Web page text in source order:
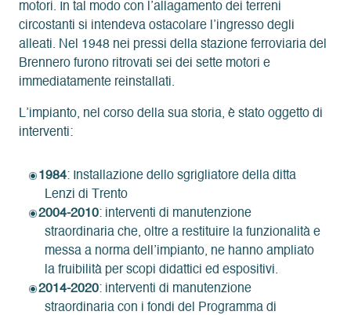
motori. In tal modo con l’allagamento dei terreni
circostanti si intendeva ostacolare l’ingresso degli
alleati. Nel 1948 nei pressi della stazione ferroviaria del
Brennero furono ritrovati sei dei sette motori e
immediatamente reinstallati.
L’impianto, nel corso della sua storia, è stato oggetto di
interventi:
1984: Installazione dello sgrigliatore della ditta
Lenzi di Trento
2004-2010: interventi di manutenzione
straordinaria che, oltre a restituire la funzionalità e
messa a norma dell’impianto, ne hanno ampliato
la fruibilità per scopi didattici ed espositivi.
2014-2020: interventi di manutenzione
straordinaria con i fondi del Programma di